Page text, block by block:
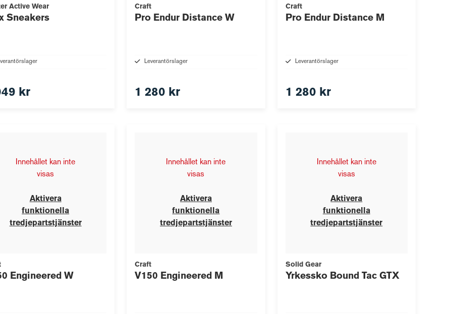
Active Wear
Sneakers
kr
Craft
Pro Endur Distance W
Leverantörslager
1 280 kr
Craft
Pro Endur Distance M
Leverantörslager
1 280 kr
Innehållet kan inte
visas
Aktivera
funktionella
tredjepartstjänster
Engineered W
Innehållet kan inte
visas
Aktivera
funktionella
tredjepartstjänster
Craft
V150 Engineered M
Innehållet kan inte
visas
Aktivera
funktionella
tredjepartstjänster
Solid Gear
Yrkessko Bound Tac GTX